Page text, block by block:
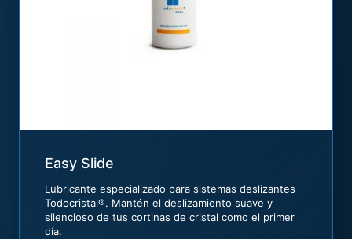
Easy Slide
Lubricante especializado para sistemas deslizantes
Todocristal®. Mantén el deslizamiento suave y
silencioso de tus cortinas de cristal como el primer
día.